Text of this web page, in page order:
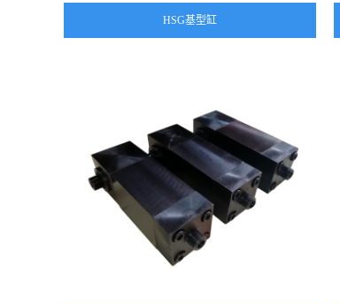
HSG基型缸